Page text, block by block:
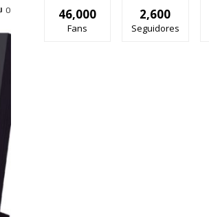
0 46,000
Fans
2,600
Seguidores